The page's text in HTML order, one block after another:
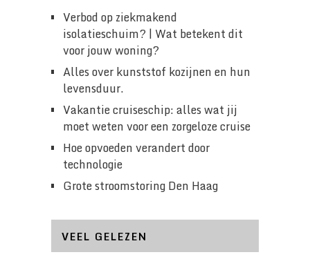
Verbod op ziekmakend
isolatieschuim? | Wat betekent dit
voor jouw woning?
Alles over kunststof kozijnen en hun
levensduur.
Vakantie cruiseschip: alles wat jij
moet weten voor een zorgeloze cruise
Hoe opvoeden verandert door
technologie
Grote stroomstoring Den Haag
VEEL GELEZEN